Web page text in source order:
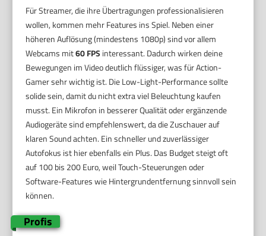
Für Streamer, die ihre Übertragungen professionalisieren
wollen, kommen mehr Features ins Spiel. Neben einer
höheren Auflösung (mindestens 1080p) sind vor allem
Webcams mit60 FPS interessant. Dadurch wirken deine
Bewegungen im Video deutlich flüssiger, was für Action-
Gamer sehr wichtig ist. Die Low-Light-Performance sollte
solide sein, damit du nicht extra viel Beleuchtung kaufen
musst. Ein Mikrofon in besserer Qualität oder ergänzende
Audiogeräte sind empfehlenswert, da die Zuschauer auf
klaren Sound achten. Ein schneller und zuverlässiger
Autofokus ist hier ebenfalls ein Plus. Das Budget steigt oft
auf 100 bis 200 Euro, weil Touch-Steuerungen oder
Software-Features wie Hintergrundentfernung sinnvoll sein
können.
Profis